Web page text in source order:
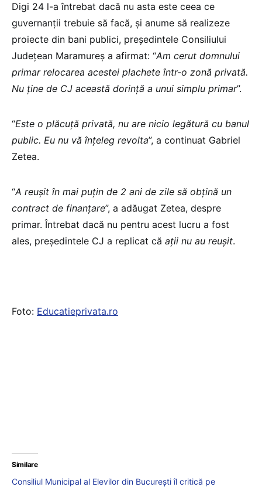
Digi 24 l-a întrebat dacă nu asta este ceea ce
guvernanții trebuie să facă, și anume să realizeze
proiecte din bani publici, președintele Consiliului
Județean Maramureș a afirmat: “Am cerut domnului
primar relocarea acestei plachete într-o zonă privată.
Nu ține de CJ această dorință a unui simplu primar”.
“Este o plăcuță privată, nu are nicio legătură cu banul
public. Eu nu vă înțeleg revolta”, a continuat Gabriel
Zetea.
“A reușit în mai puțin de 2 ani de zile să obțină un
contract de finanțare”, a adăugat Zetea, despre
primar. Întrebat dacă nu pentru acest lucru a fost
ales, președintele CJ a replicat că ații nu au reușit.
Foto: Educatieprivata.ro
Similare
Consiliul Municipal al Elevilor din București îl critică pe